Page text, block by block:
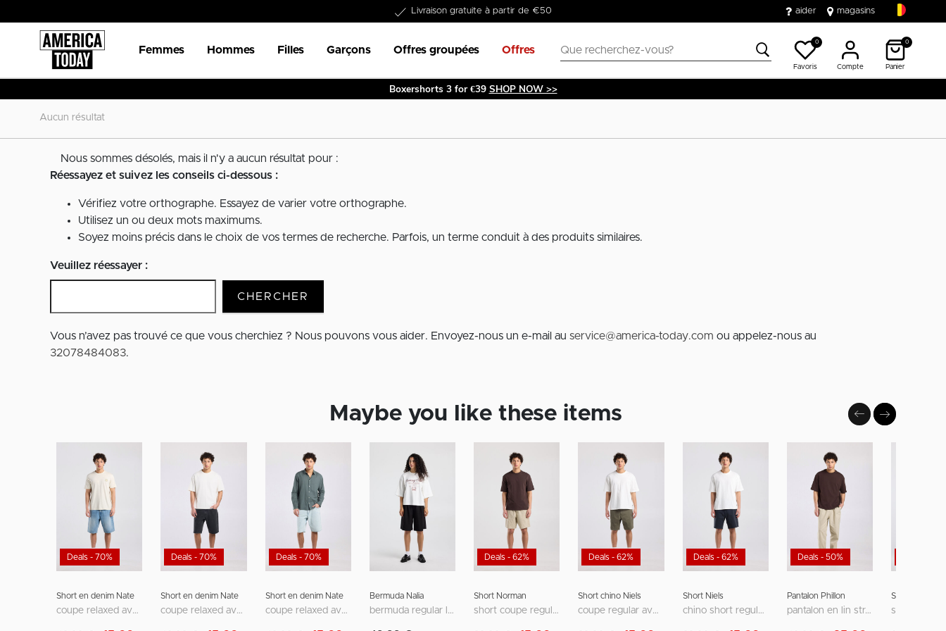
Livraison gratuite à partir de €50 aider magasins
Femmes Hommes Filles Garçons Offres groupées Offres
0
Favoris Compte
0
Panier
Boxershorts 3 for €39 SHOP NOW >>
Aucun résultat
Nous sommes désolés, mais il n'y a aucun résultat pour :
Réessayez et suivez les conseils ci-dessous :
Vérifiez votre orthographe. Essayez de varier votre orthographe.
Utilisez un ou deux mots maximums.
Soyez moins précis dans le choix de vos termes de recherche. Parfois, un terme conduit à des produits similaires.
Veuillez réessayer :
CHERCHER
Vous n’avez pas trouvé ce que vous cherchiez ? Nous pouvons vous aider. Envoyez-nous un e-mail au service@america-today.com ou appelez-nous au
32078484083.
Maybe you like these items
Deals - 70%
Short en denim Nate
coupe relaxed avec design cinq poches
Deals - 70%
Short en denim Nate
coupe relaxed avec design cinq poches
Deals - 70%
Short en denim Nate
coupe relaxed avec design cinq poches
Bermuda Nalia
bermuda regular loose fit à taille mi-haute
Deals - 62%
Short Norman
short coupe regular avec poches avant et arrière
Deals - 62%
Short chino Niels
coupe regular avec poches passepoilées
Deals - 62%
Short Niels
chino short regular fit avec fermeture zippée et bouton
Deals - 50%
Pantalon Phillon
pantalon en lin straight fit avec taille élastique
Short Sevan